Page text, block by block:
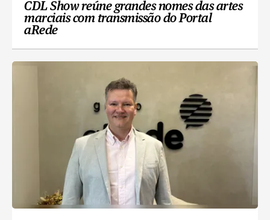
CDL Show reúne grandes nomes das artes
marciais com transmissão do Portal
aRede